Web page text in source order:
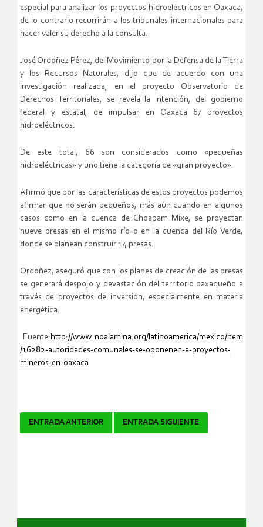
especial para analizar los proyectos hidroeléctricos en Oaxaca,
de lo contrario recurrirán a los tribunales internacionales para
hacer valer su derecho a la consulta.
José Ordoñez Pérez, del Movimiento por la Defensa de la Tierra
y los Recursos Naturales, dijo que de acuerdo con una
investigación realizada, en el proyecto Observatorio de
Derechos Territoriales, se revela la intención, del gobierno
federal y estatal, de impulsar en Oaxaca 67 proyectos
hidroeléctricos.
De este total, 66 son considerados como «pequeñas
hidroeléctricas» y uno tiene la categoría de «gran proyecto».
Afirmó que por las características de estos proyectos podemos
afirmar que no serán pequeños, más aún cuando en algunos
casos como en la cuenca de Choapam Mixe, se proyectan
nueve presas en el mismo río o en la cuenca del Río Verde,
donde se planean construir 14 presas.
Ordoñez, aseguró que con los planes de creación de las presas
se generará despojo y devastación del territorio oaxaqueño a
través de proyectos de inversión, especialmente en materia
energética.
Fuente: http://www.noalamina.org/latinoamerica/mexico/item
/16282-autoridades-comunales-se-oponenen-a-proyectos-
mineros-en-oaxaca
Navegador
ENTRADA ANTERIOR ENTRADA SIGUIENTE